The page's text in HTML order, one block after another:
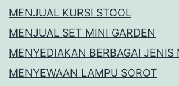
MENJUAL KURSI STOOL
MENJUAL SET MINI GARDEN
MENYEDIAKAN BERBAGAI JENIS
MENYEWAAN LAMPU SOROT